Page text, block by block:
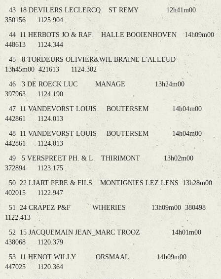
43 18 DEVILERS LECLERCQ ST REMY 12h41m00
350156 1125.904
44 11 HERBOTS JO & RAF. HALLE BOOIENHOVEN 14h09m00
448613 1124.344
45 8 TORDEURS OLIVIER&WIL BRAINE L'ALLEUD
13h45m00 421613 1124.302
46 3 DE ROECK LUC MANAGE 13h24m00
397963 1124.190
47 11 VANDEVORST LOUIS BOUTERSEM 14h04m00
442861 1124.013
48 11 VANDEVORST LOUIS BOUTERSEM 14h04m00
442861 1124.013
49 5 VERSPREET PH. & L. THIRIMONT 13h02m00
372894 1123.175
50 22 LIART PERE & FILS MONTIGNIES LEZ LENS 13h28m00
402015 1122.947
51 24 CRAPEZ P&F WIHERIES 13h09m00 380498
1122.413
52 15 JACQUEMAIN JEAN_MARC TROOZ 14h01m00
438068 1120.379
53 11 HENOT WILLY ORSMAAL 14h09m00
447025 1120.364